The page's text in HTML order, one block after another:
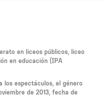
en liceos públicos, liceo
en educación (IPA
los espectáculos, el género
de 2013, fecha de